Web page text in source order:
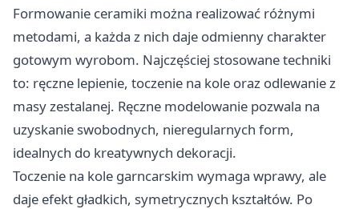
Formowanie ceramiki można realizować różnymi
metodami, a każda z nich daje odmienny charakter
gotowym wyrobom. Najczęściej stosowane techniki
to: ręczne lepienie, toczenie na kole oraz odlewanie z
masy zestalanej. Ręczne modelowanie pozwala na
uzyskanie swobodnych, nieregularnych form,
idealnych do kreatywnych dekoracji.
Toczenie na kole garncarskim wymaga wprawy, ale
daje efekt gładkich, symetrycznych kształtów. Po